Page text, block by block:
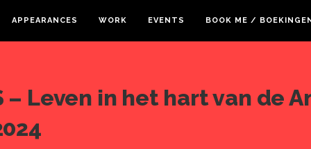
APPEARANCES WORK EVENTS BOOK ME /
– Leven in het hart van de